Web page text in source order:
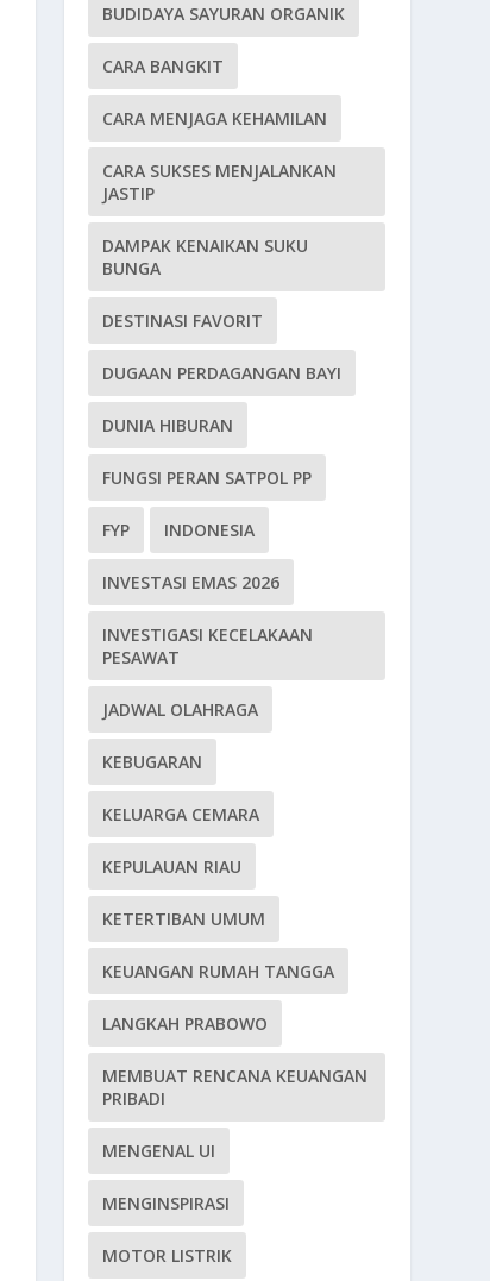
BUDIDAYA SAYURAN ORGANIK
CARA BANGKIT
CARA MENJAGA KEHAMILAN
CARA SUKSES MENJALANKAN
JASTIP
DAMPAK KENAIKAN SUKU
BUNGA
DESTINASI FAVORIT
DUGAAN PERDAGANGAN BAYI
DUNIA HIBURAN
FUNGSI PERAN SATPOL PP
FYP INDONESIA
INVESTASI EMAS 2026
INVESTIGASI KECELAKAAN
PESAWAT
JADWAL OLAHRAGA
KEBUGARAN
KELUARGA CEMARA
KEPULAUAN RIAU
KETERTIBAN UMUM
KEUANGAN RUMAH TANGGA
LANGKAH PRABOWO
MEMBUAT RENCANA KEUANGAN
PRIBADI
MENGENAL UI
MENGINSPIRASI
MOTOR LISTRIK